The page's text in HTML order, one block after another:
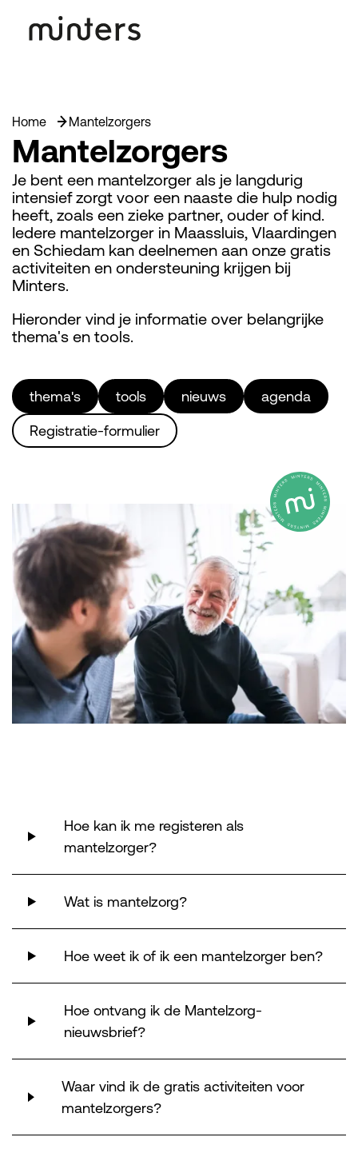
Mantelzorgers
Je bent een mantelzorger als je langdurig
intensief zorgt voor een naaste die hulp nodig
heeft, zoals een zieke partner, ouder of kind.
Iedere mantelzorger in Maassluis, Vlaardingen
en Schiedam kan deelnemen aan onze gratis
activiteiten en ondersteuning krijgen bij
Minters.
Hieronder vind je informatie over belangrijke
thema's en tools.
thema's tools nieuws agenda
Registratie-formulier
Home Mantelzorgers
Hoe kan ik me registeren als
mantelzorger?
Wat is mantelzorg?
Hoe weet ik of ik een mantelzorger ben?
Hoe ontvang ik de Mantelzorg-
nieuwsbrief?
Waar vind ik de gratis activiteiten voor
mantelzorgers?